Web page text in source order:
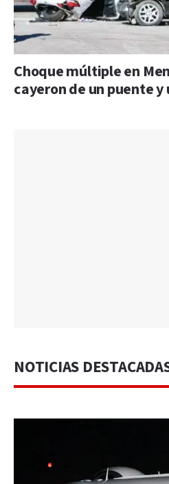
Choque múltiple en
cayeron de un puente
NOTICIAS